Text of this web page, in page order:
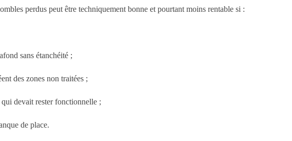
perdus peut être techniquement bonne et pourtant moins rentable si :
sans étanchéité ;
des zones non traitées ;
devait rester fonctionnelle ;
de place.